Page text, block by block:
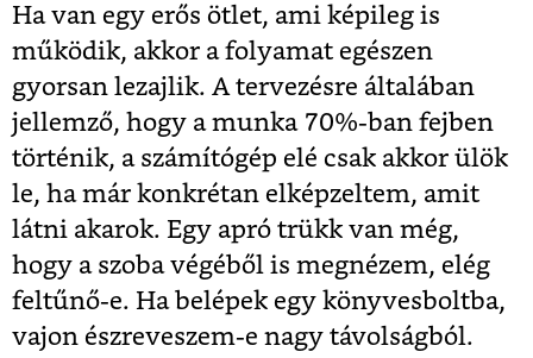
Ha van egy erős ötlet, ami képileg is
működik, akkor a folyamat egészen
gyorsan lezajlik. A tervezésre általában
jellemző, hogy a munka 70%-ban fejben
történik, a számítógép elé csak akkor ülök
le, ha már konkrétan elképzeltem, amit
látni akarok. Egy apró trükk van még,
hogy a szoba végéből is megnézem, elég
feltűnő-e. Ha belépek egy könyvesboltba,
vajon észreveszem-e nagy távolságból.